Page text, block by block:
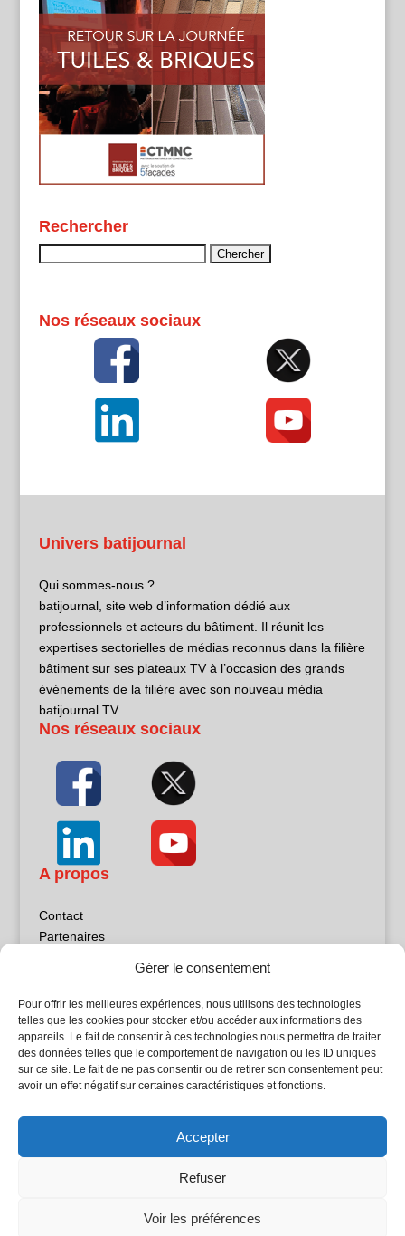
Gérer le consentement
Pour offrir les meilleures expériences, nous utilisons des technologies
telles que les cookies pour stocker et/ou accéder aux informations des
appareils. Le fait de consentir à ces technologies nous permettra de traiter
des données telles que le comportement de navigation ou les ID uniques
sur ce site. Le fait de ne pas consentir ou de retirer son consentement peut
avoir un effet négatif sur certaines caractéristiques et fonctions.
Accepter
Refuser
Voir les préférences
Rechercher
Nos réseaux sociaux
Univers batijournal
Qui sommes-nous ?
batijournal, site web d’information dédié aux
professionnels et acteurs du bâtiment. Il réunit les
expertises sectorielles de médias reconnus dans la filière
bâtiment sur ses plateaux TV à l’occasion des grands
événements de la filière avec son nouveau média
batijournal TV
Nos réseaux sociaux
A propos
Contact
Partenaires
Politique de confidentialité
Sites partenaires
5Façades
Atrium Patrimoine